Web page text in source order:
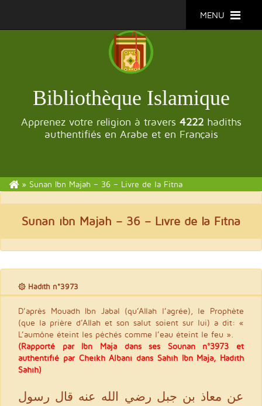
MENU
Bibliothèque Islamique
Apprenez votre religion à travers 4222 hadiths
authentifiés en Arabe et en Français
» Sunan Ibn Majah – 36 – Livre de la Fitna
Sunan ibn Majah – 36 – Livre de la Fitna
۞ Hadith n°3973
D’après Mouadh Ibn Jabal (qu’Allah l’agrée), le Prophète
(que la prière d’Allah et son salut soient sur lui) a dit: «
L’aumône éteint les péchés comme l’eau éteint le feu ».
(Rapporté par Ibn Maja dans ses Sounan n°3973 et
authentifié par Cheikh Albani dans Sahih Ibn Maja, Hadith
Sahîh)
عن معاذ بن جبل رضي الله عنه قال رسول